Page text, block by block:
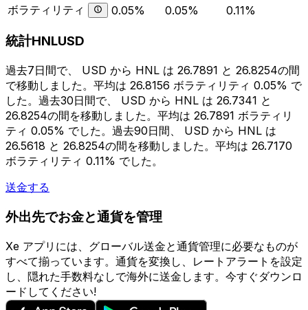
ボラティリティ
0.05% 0.05% 0.11%
統計HNLUSD
過去7日間で、 USD から HNL は 26.7891 と 26.8254の間
で移動しました。平均は 26.8156 ボラティリティ 0.05% で
した。過去30日間で、 USD から HNL は 26.7341 と
26.8254の間を移動しました。平均は 26.7891 ボラティリ
ティ 0.05% でした。過去90日間、 USD から HNL は
26.5618 と 26.8254の間を移動しました。平均は 26.7170
ボラティリティ 0.11% でした。
送金する
外出先でお金と通貨を管理
Xe アプリには、グローバル送金と通貨管理に必要なものが
すべて揃っています。通貨を変換し、レートアラートを設定
し、隠れた手数料なしで海外に送金します。今すぐダウンロ
ードしてください!